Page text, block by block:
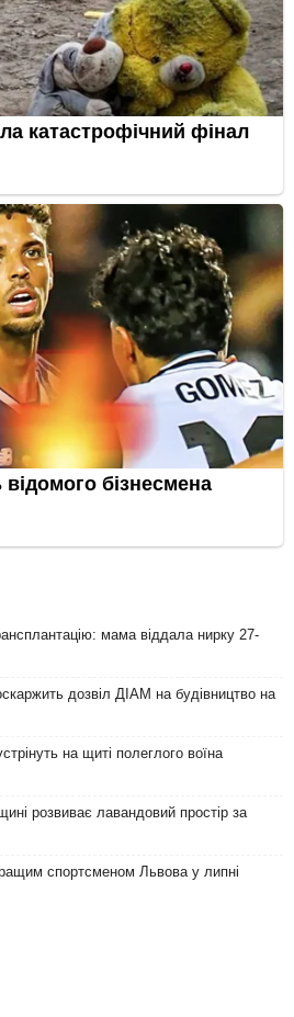
мама віддала нирку 27-
дозвіл ДІАМ на будівництво на
на щиті полеглого воїна
розвиває лавандовий простір за
спортсменом Львова у липні